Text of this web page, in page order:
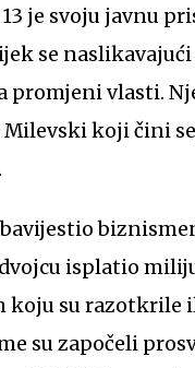
je svoju javnu
se
promjeni vlasti.
koji čini
isplatio
koju su razotkrile
su započeli